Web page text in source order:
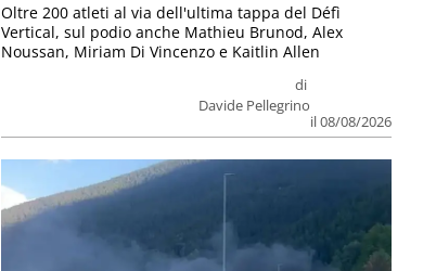
di
Davide Pellegrino
il 08/08/2026
Oltre 200 atleti al via dell'ultima tappa del Défì
Vertical, sul podio anche Mathieu Brunod, Alex
Noussan, Miriam Di Vincenzo e Kaitlin Allen